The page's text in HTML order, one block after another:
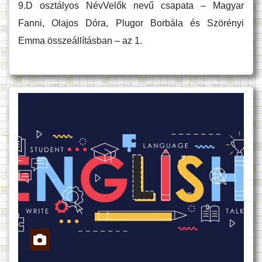
9.D osztályos NévVelők nevű csapata – Magyar
Fanni, Olajos Dóra, Plugor Borbála és Szörényi
Emma összeállításban – az 1.